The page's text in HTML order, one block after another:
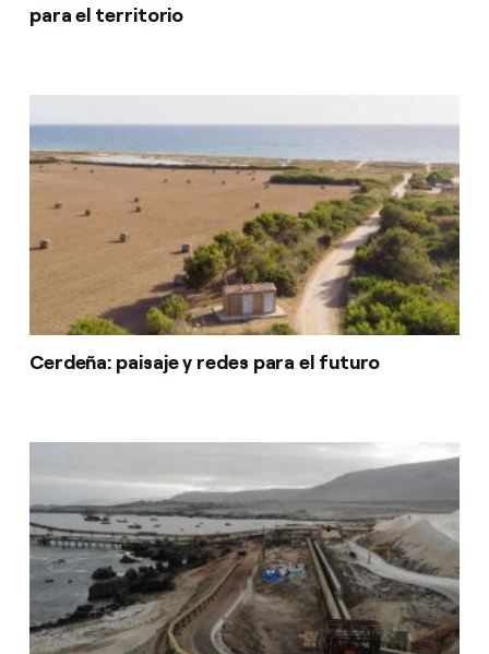
para el territorio
Cerdeña: paisaje y redes para el futuro